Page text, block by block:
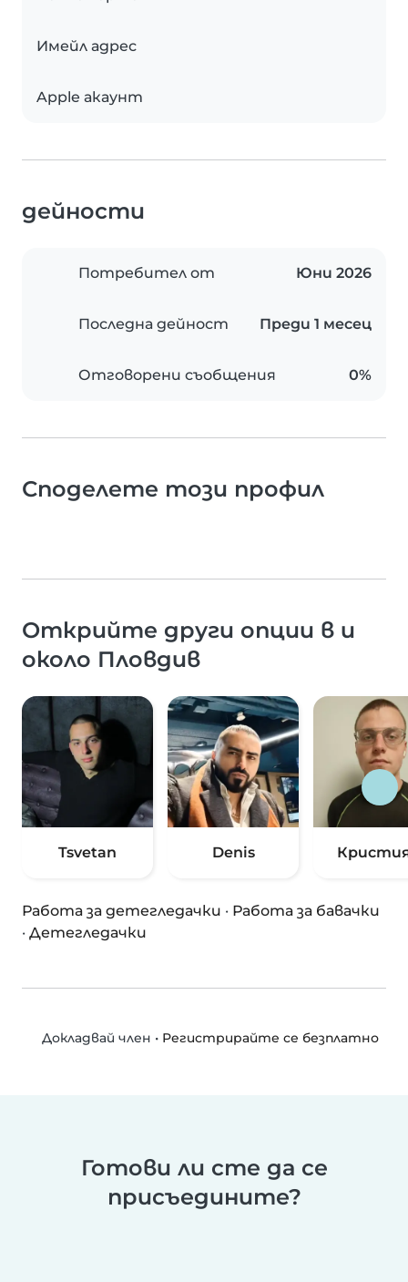
Имейл адрес
Apple акаунт
дейности
Потребител от Юни 2026
Последна дейност Преди 1 месец
Отговорени съобщения 0%
Споделете този профил
Открийте други опции в и
около Пловдив
Tsvetan Denis
Работа за детегледачки · Работа за бавачки
· Детегледачки
Докладвай член • Регистрирайте се безплатно
Готови ли сте да се
присъедините?